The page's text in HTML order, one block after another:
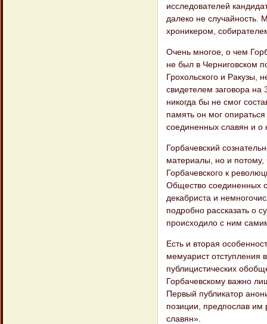
исследователей
далеко не случайность.
хроникером,
Очень многое, о чем
не был в Черниговском
Грохольского и
свидетелем заговора на
никогда бы не смог
память он мог
соединенных славян и о
Горбачевский
материалы, но и потому,
Горбачевского к
Общество соединенных
декабриста и
подробно рассказать о
происходило с ним
Есть и вторая
мемуарист отступления
публицистических
Горбачевскому важно
Первый публикатор
позиции, предпослав им
славян».